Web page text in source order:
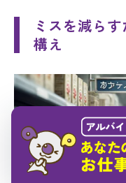
ミスを減ら
構え